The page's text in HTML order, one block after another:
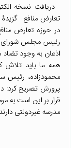
دریافت نسخه
تعارض منافع گزیدۀ
در حوزه تعارض
رئیس مجلس شورای
اذعان به وجود تضاد
همه ما باید تلاش
محمودزاده، رئیس
پرورش تصریح کرد:
قرار بر این است به
مدرسه غیردولتی